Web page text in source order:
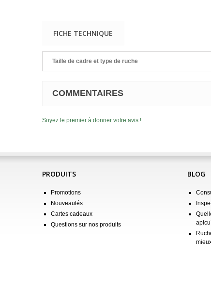
FICHE TECHNIQUE
Taille de cadre et type de ruche
COMMENTAIRES
Soyez le premier à donner votre avis !
PRODUITS
Promotions
Nouveautés
Cartes cadeaux
Questions sur nos produits
BLOG